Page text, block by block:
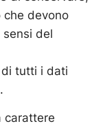
che devono
sensi del
di tutti i dati
carattere